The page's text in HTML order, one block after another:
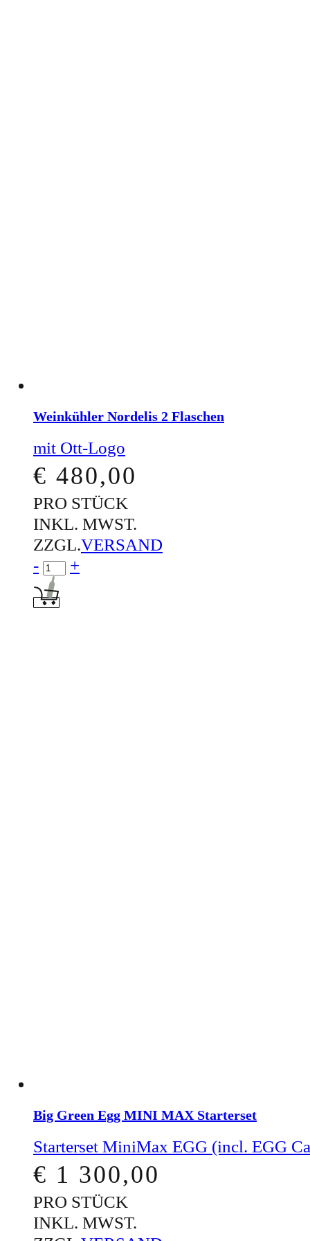
Weinkühler Nordelis 2 Flaschen
mit Ott-Logo
€ 480,00
PRO STÜCK
INKL. MWST.
ZZGL.VERSAND
Menge für Weinkühler Nordelis 2
- +
Big Green Egg MINI MAX Starterset
Starterset MiniMax EGG (incl. EGG
€ 1 300,00
PRO STÜCK
INKL. MWST.